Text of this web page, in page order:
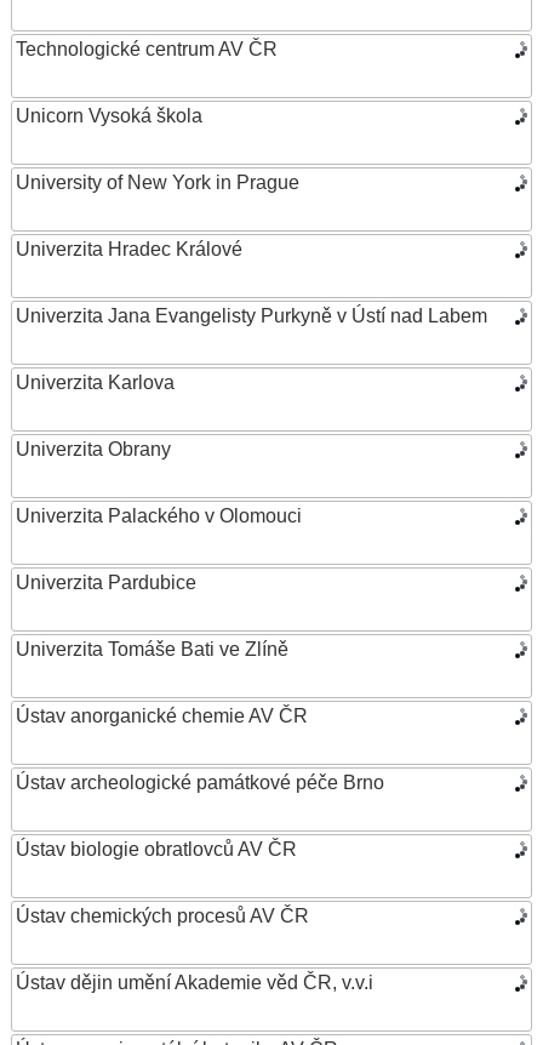
Technologické centrum AV ČR
Unicorn Vysoká škola
University of New York in Prague
Univerzita Hradec Králové
Univerzita Jana Evangelisty Purkyně v Ústí nad Labem
Univerzita Karlova
Univerzita Obrany
Univerzita Palackého v Olomouci
Univerzita Pardubice
Univerzita Tomáše Bati ve Zlíně
Ústav anorganické chemie AV ČR
Ústav archeologické památkové péče Brno
Ústav biologie obratlovců AV ČR
Ústav chemických procesů AV ČR
Ústav dějin umění Akademie věd ČR, v.v.i